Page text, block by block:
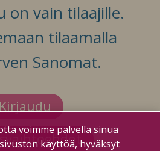
on vain tilaajille.
tilaamalla
Sanomat.
Kirjaudu
voimme palvella sinua
käyttöä, hyväksyt